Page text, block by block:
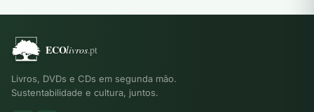
Livros, DVDs e CDs em segunda mão.
Sustentabilidade e cultura, juntos.